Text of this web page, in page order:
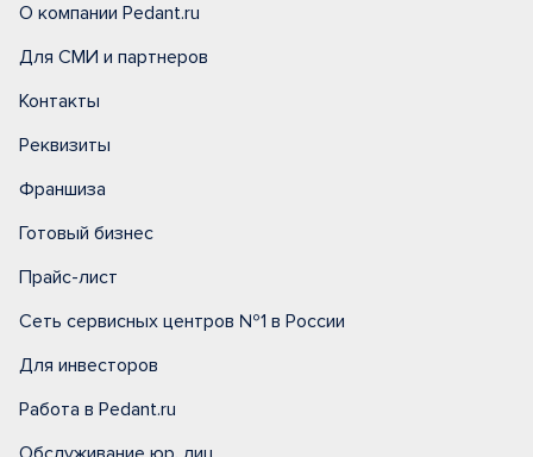
О компании Pedant.ru
Для СМИ и партнеров
Контакты
Реквизиты
Франшиза
Готовый бизнес
Прайс-лист
Сеть сервисных центров №1 в России
Для инвесторов
Работа в Pedant.ru